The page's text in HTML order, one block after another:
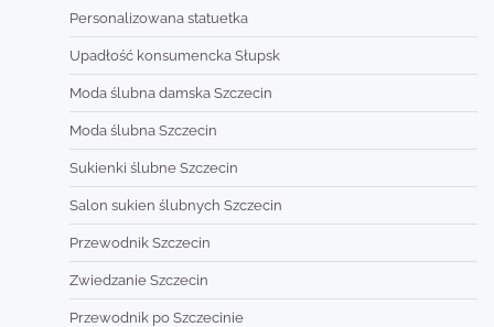
Personalizowana statuetka
Upadłość konsumencka Słupsk
Moda ślubna damska Szczecin
Moda ślubna Szczecin
Sukienki ślubne Szczecin
Salon sukien ślubnych Szczecin
Przewodnik Szczecin
Zwiedzanie Szczecin
Przewodnik po Szczecinie